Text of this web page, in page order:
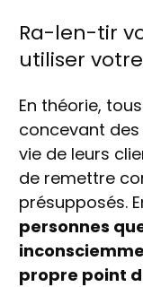
Ra-len-tir
utiliser
En théorie,
concevant
vie de leurs
de remettre
présupposés.
personnes
propre point